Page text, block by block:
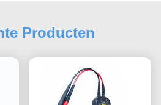
Producten